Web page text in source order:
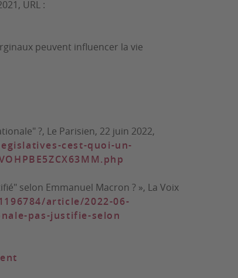
URL :
peuvent influencer la vie
?, Le Parisien, 22 juin 2022,
cest-quoi-un-
selon Emmanuel Macron ? », La Voix
article/2022-06-
pas-justifie-selon